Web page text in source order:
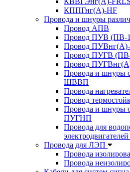
КППГнг(А)-HF
Провода и шнуры
Провод АПВ
Провод ПУВ (ПВ-
Провод
Провод ПУГВ
Провод
Провода и шнуры
ШВВП
Провода
Провод
Провода и шнуры
ПУГНП
Провода для
Провода для ЛЭП
Провода
Провода